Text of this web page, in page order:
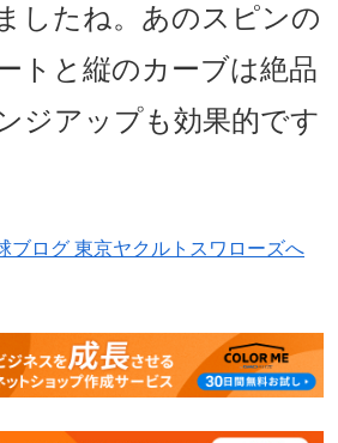
したね。あのスピンの
トと縦のカーブは絶品
ジアップも効果的です